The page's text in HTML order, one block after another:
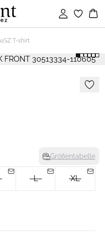
Einloggen
T-shirt
Größentabelle
L XL